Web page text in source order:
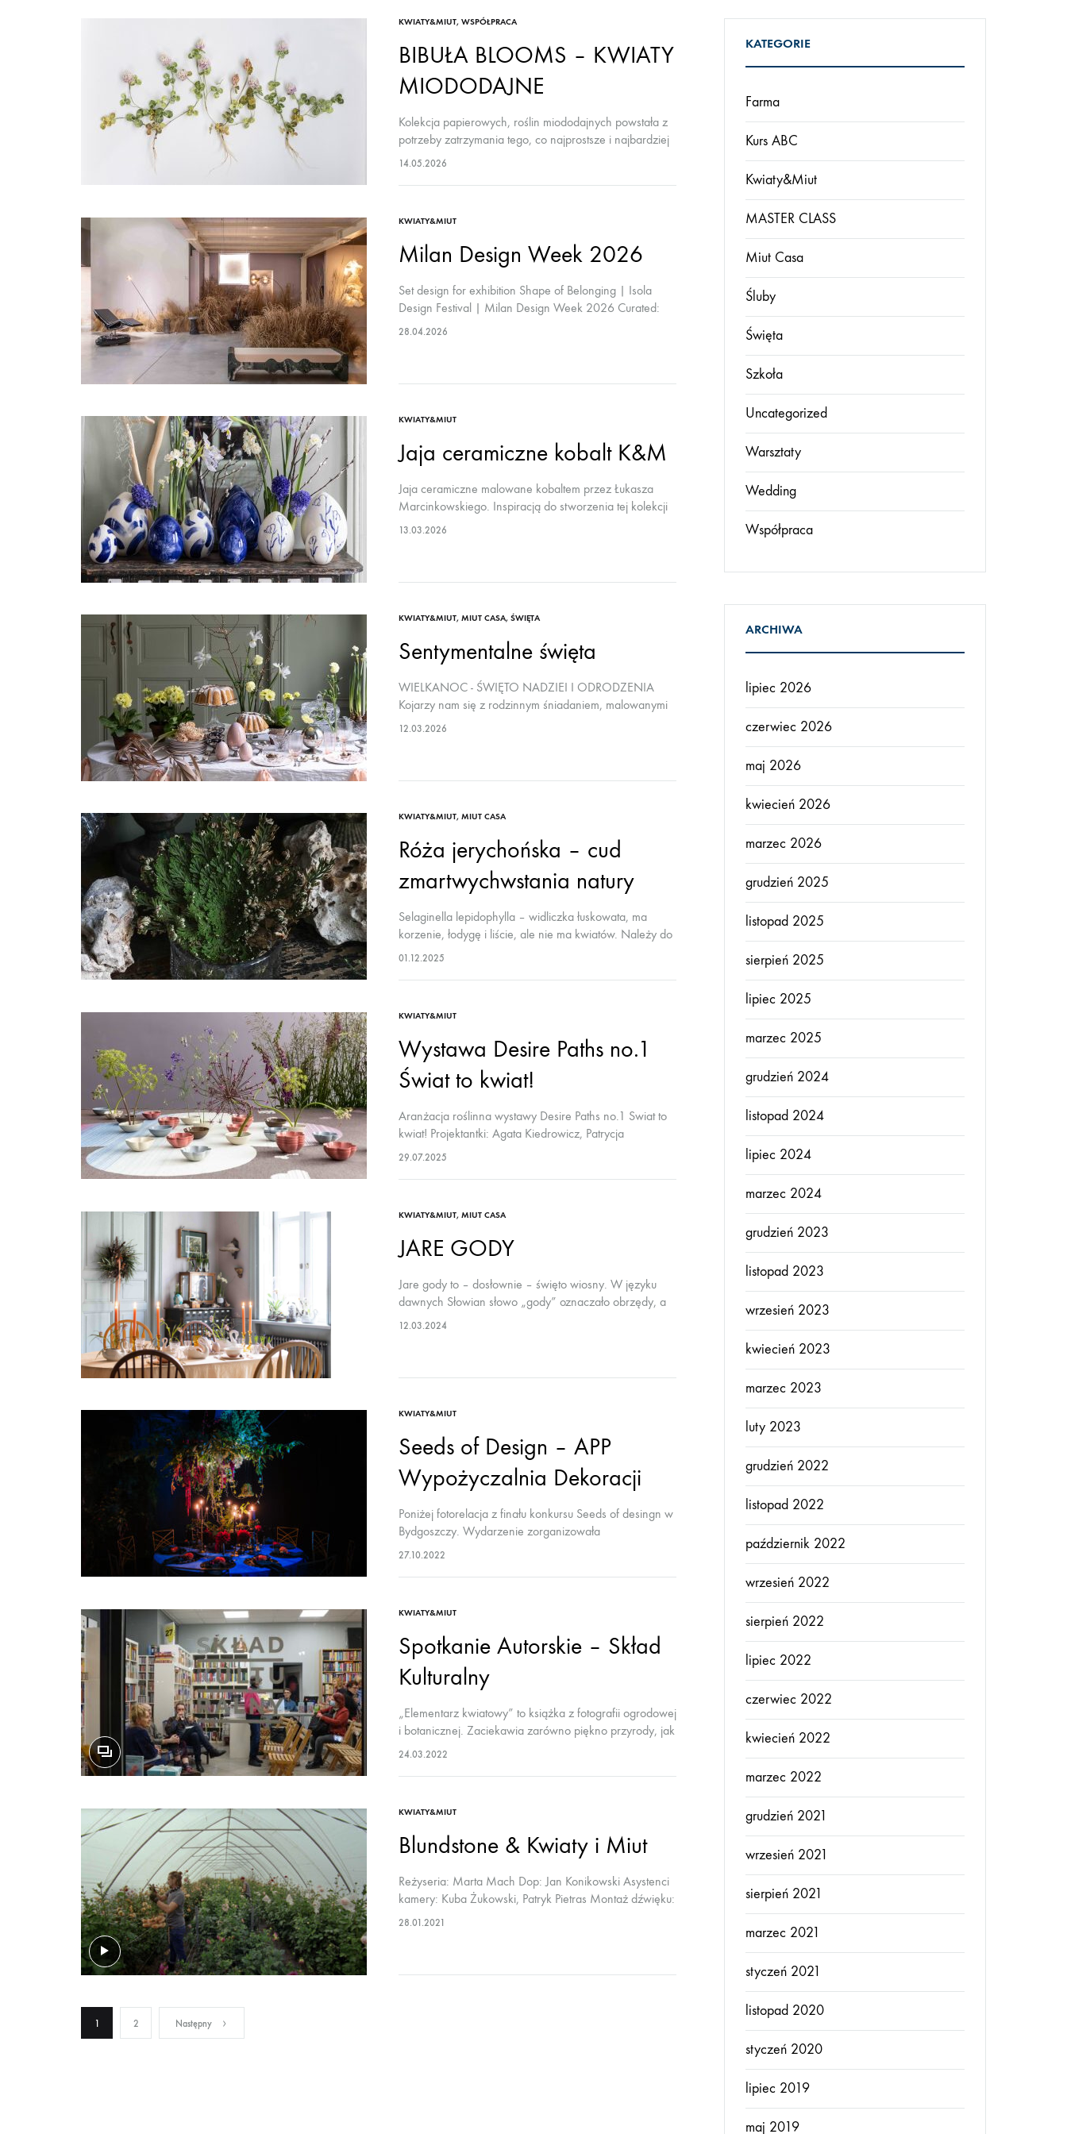
aby
produkty
były
oraz
zgodne
natury
i
sprawiedliwego
biuletynu,
aby
być
na
KWIATY&MIUT, WSPÓŁPRACA
BIBUŁA BLOOMS – KWIATY
MIODODAJNE
Kolekcja papierowych, roślin miododajnych powstała z
potrzeby zatrzymania tego, co najprostsze i najbardziej
znajome. Mniszek, chabry i koniczyna to rośliny, które
14.05.2026
KWIATY&MIUT
Milan Design Week 2026
Set design for exhibition Shape of Belonging | Isola
Design Festival | Milan Design Week 2026 Curated:
Olivia Maria Studio Atelier Kondakij – Milan 20 – 26
28.04.2026
KWIATY&MIUT
Jaja ceramiczne kobalt K&M
Jaja ceramiczne malowane kobaltem przez Łukasza
Marcinkowskiego. Inspiracją do stworzenia tej kolekcji
jest kobalt, który przewija się w historii ceramiki od
13.03.2026
KWIATY&MIUT, MIUT CASA, ŚWIĘTA
Sentymentalne święta
WIELKANOC - ŚWIĘTO NADZIEI I ODRODZENIA
Kojarzy nam się z rodzinnym śniadaniem, malowanymi
jajami, zapachem mazurków i babek, barankiem i
12.03.2026
KWIATY&MIUT, MIUT CASA
Róża jerychońska – cud
zmartwychwstania natury
Selaginella lepidophylla – widliczka łuskowata, ma
korzenie, łodygę i liście, ale nie ma kwiatów. Należy do
gromady paprotników, a więc rozmnaża się przez
01.12.2025
KWIATY&MIUT
Wystawa Desire Paths no.1
Świat to kwiat!
Aranżacja roślinna wystawy Desire Paths no.1 Swiat to
kwiat! Projektantki: Agata Kiedrowicz, Patrycja
Żyżniewska Kuratorka: Agata Kiedrowicz Producentka:
29.07.2025
KWIATY&MIUT, MIUT CASA
JARE GODY
Jare gody to – dosłownie – święto wiosny. W języku
dawnych Słowian słowo „gody” oznaczało obrzędy, a
„jar” – wiosnę. Było to bardzo radosne święta.
12.03.2024
KWIATY&MIUT
Seeds of Design – APP
Wypożyczalnia Dekoracji
Poniżej fotorelacja z finału konkursu Seeds of desingn w
Bydgoszczy. Wydarzenie zorganizowała
@wypozyczalnia_dekoracji_app. Była to pierwsza
27.10.2022
KWIATY&MIUT
Spotkanie Autorskie – Skład
Kulturalny
„Elementarz kwiatowy” to książka z fotografii ogrodowej
i botanicznej. Zaciekawia zarówno piękno przyrody, jak
i warsztat artystyczny. Treść nie jest jednorodna jak to
24.03.2022
KWIATY&MIUT
Blundstone & Kwiaty i Miut
Reżyseria: Marta Mach Dop: Jan Konikowski Asystenci
kamery: Kuba Żukowski, Patryk Pietras Montaż dźwięku:
Błażej Kanclerz Kolorkorekcja: Piotr Putko Wystąpili:
28.01.2021
Stronicowanie
1 2 Następny
KATEGORIE
Farma
Kurs ABC
Kwiaty&Miut
MASTER CLASS
Miut Casa
Śluby
Święta
Szkoła
Uncategorized
Warsztaty
Wedding
Współpraca
ARCHIWA
lipiec 2026
czerwiec 2026
maj 2026
kwiecień 2026
marzec 2026
grudzień 2025
listopad 2025
sierpień 2025
lipiec 2025
marzec 2025
grudzień 2024
listopad 2024
lipiec 2024
marzec 2024
grudzień 2023
listopad 2023
wrzesień 2023
kwiecień 2023
marzec 2023
luty 2023
grudzień 2022
listopad 2022
październik 2022
wrzesień 2022
sierpień 2022
lipiec 2022
czerwiec 2022
kwiecień 2022
marzec 2022
grudzień 2021
wrzesień 2021
sierpień 2021
marzec 2021
styczeń 2021
listopad 2020
styczeń 2020
lipiec 2019
maj 2019